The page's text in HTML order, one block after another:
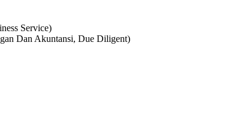
Service)
Dan Akuntansi, Due Diligent)